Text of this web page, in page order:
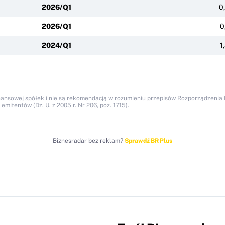
2026/Q1
2026/Q1
2024/Q1
spółek i nie są rekomendacją w rozumieniu przepisów
(Dz. U. z 2005 r. Nr 206, poz. 1715).
Biznesradar bez reklam? Sprawdź BR Plus